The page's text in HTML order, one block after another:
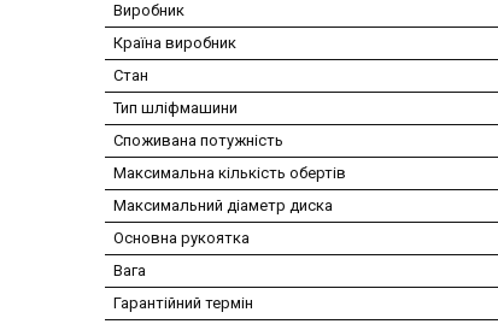
Виробник
Країна виробник
Стан
Тип шліфмашини
Споживана потужність
Максимальна кількість обертів
Максимальний діаметр диска
Основна рукоятка
Вага
Гарантійний термін